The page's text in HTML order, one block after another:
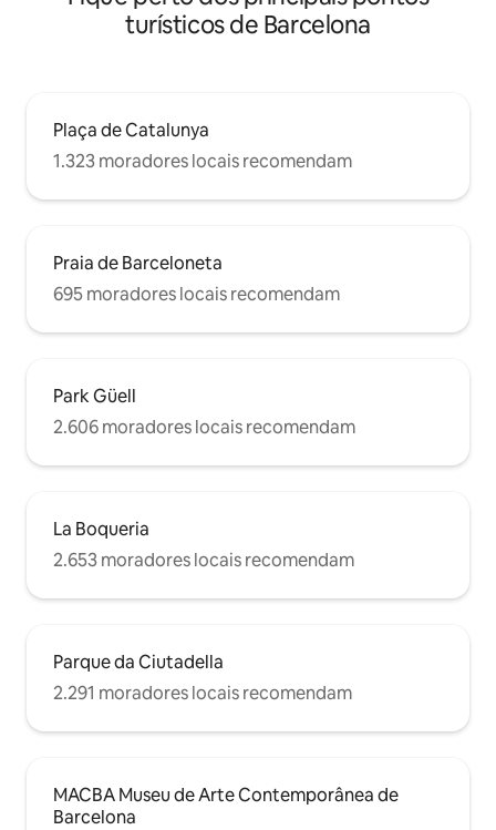
privacidad absoluta sin tener que
renunciar a la luz y a la sensación de
habitaciones, servicio de lavandería,
servicio de planchado y mueble bar.
Cesta de Bienvenida. Todo ello incluido
en el precio. APARTAMENTO TURÍSTICO
turísticos de Barcelona
Plaça de Catalunya
1.323 moradores locais recomendam
Praia de Barceloneta
695 moradores locais recomendam
Park Güell
2.606 moradores locais recomendam
La Boqueria
2.653 moradores locais recomendam
Parque da Ciutadella
2.291 moradores locais recomendam
MACBA Museu de Arte Contemporânea de
Barcelona